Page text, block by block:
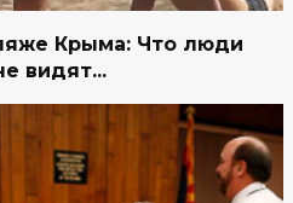
Крыма: Что люди
видят...